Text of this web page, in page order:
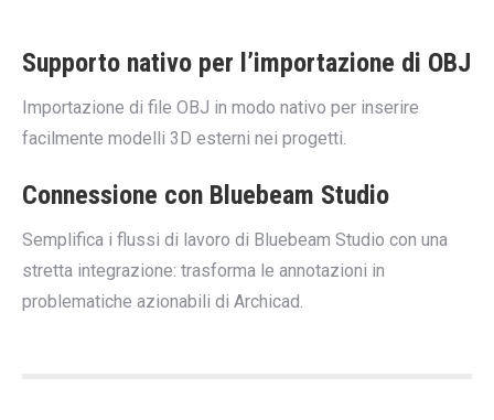
Supporto nativo per l’importazione di OBJ
Importazione di file OBJ in modo nativo per inserire
facilmente modelli 3D esterni nei progetti.
Connessione con Bluebeam Studio
Semplifica i flussi di lavoro di Bluebeam Studio con una
stretta integrazione: trasforma le annotazioni in
problematiche azionabili di Archicad.